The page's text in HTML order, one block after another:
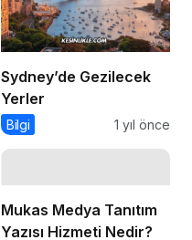
Sydney’de Gezilecek
Yerler
Bilgi 1 yıl önce
Mukas Medya Tanıtım
Yazısı Hizmeti Nedir?